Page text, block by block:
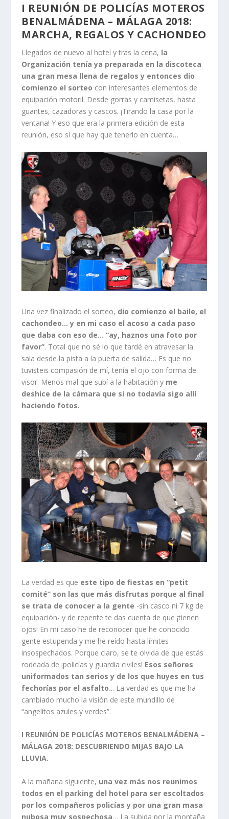
I REUNIÓN DE POLICÍAS MOTEROS
BENALMÁDENA – MÁLAGA 2018:
MARCHA, REGALOS Y CACHONDEO
Llegados de nuevo al hotel y tras la cena, la
Organización tenía ya preparada en la discoteca
una gran mesa llena de regalos y entonces dio
comienzo el sorteo con interesantes elementos de
equipación motoril. Desde gorras y camisetas, hasta
guantes, cazadoras y cascos. ¡Tirando la casa por la
ventana! Y eso que era la primera edición de esta
reunión, eso sí que hay que tenerlo en cuenta…
Una vez finalizado el sorteo, dio comienzo el baile, el
cachondeo… y en mi caso el acoso a cada paso
que daba con eso de… “ay, haznos una foto por
favor”. Total que no sé lo que tardé en atravesar la
sala desde la pista a la puerta de salida… Es que no
tuvisteis compasión de mí, tenía el ojo con forma de
visor. Menos mal que subí a la habitación y me
deshice de la cámara que si no todavía sigo allí
haciendo fotos.
La verdad es que este tipo de fiestas en “petit
comité” son las que más disfrutas porque al final
se trata de conocer a la gente -sin casco ni 7 kg de
equipación- y de repente te das cuenta de que ¡tienen
ojos! En mi caso he de reconocer que he conocido
gente estupenda y me he reído hasta límites
insospechados. Porque claro, se te olvida de que estás
rodeada de ¡policías y guardia civiles! Esos señores
uniformados tan serios y de los que huyes en tus
fechorías por el asfalto... La verdad es que me ha
cambiado mucho la visión de este mundillo de
“angelitos azules y verdes”.
I REUNIÓN DE POLICÍAS MOTEROS BENALMÁDENA –
MÁLAGA 2018: DESCUBRIENDO MIJAS BAJO LA
LLUVIA.
A la mañana siguiente, una vez más nos reunimos
todos en el parking del hotel para ser escoltados
por los compañeros policías y por una gran masa
nubosa muy sospechosa… La subida por la montaña